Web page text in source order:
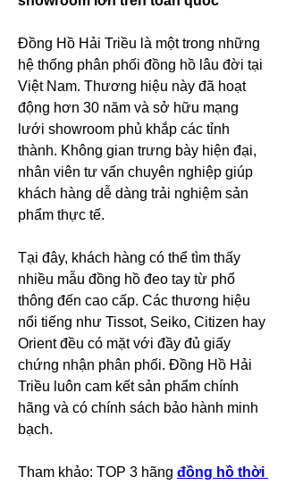
Đồng Hồ Hải Triều là một trong những
hệ thống phân phối đồng hồ lâu đời tại
Việt Nam. Thương hiệu này đã hoạt
động hơn 30 năm và sở hữu mạng
lưới showroom phủ khắp các tỉnh
thành. Không gian trưng bày hiện đại,
nhân viên tư vấn chuyên nghiệp giúp
khách hàng dễ dàng trải nghiệm sản
phẩm thực tế.
Tại đây, khách hàng có thể tìm thấy
nhiều mẫu đồng hồ đeo tay từ phổ
thông đến cao cấp. Các thương hiệu
nổi tiếng như Tissot, Seiko, Citizen hay
Orient đều có mặt với đầy đủ giấy
chứng nhận phân phối. Đồng Hồ Hải
Triều luôn cam kết sản phẩm chính
hãng và có chính sách bảo hành minh
bạch.
Tham khảo: TOP 3 hãng đồng hồ thời